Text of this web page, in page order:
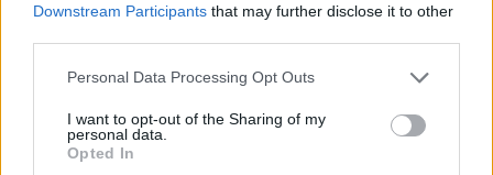
Downstream Participants that may further disclose it to other
Please note that this website/app uses one or more Google
not limited to your visit or usage behaviour. You may click to
grant or deny consent to Google and its third-party tags to
use your data for below specified purposes in below Google
Personal Data Processing Opt Outs
I want to opt-out of the Sharing of my
personal data.
Opted In